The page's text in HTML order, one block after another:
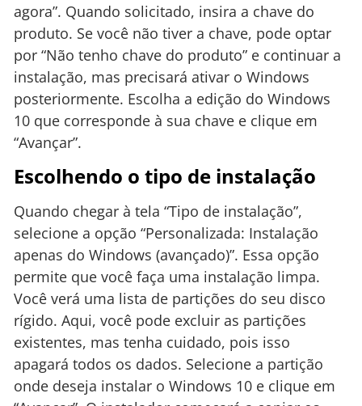
agora”. Quando solicitado, insira a chave do
produto. Se você não tiver a chave, pode optar
por “Não tenho chave do produto” e continuar a
instalação, mas precisará ativar o Windows
posteriormente. Escolha a edição do Windows
10 que corresponde à sua chave e clique em
“Avançar”.
Escolhendo o tipo de instalação
Quando chegar à tela “Tipo de instalação”,
selecione a opção “Personalizada: Instalação
apenas do Windows (avançado)”. Essa opção
permite que você faça uma instalação limpa.
Você verá uma lista de partições do seu disco
rígido. Aqui, você pode excluir as partições
existentes, mas tenha cuidado, pois isso
apagará todos os dados. Selecione a partição
onde deseja instalar o Windows 10 e clique em